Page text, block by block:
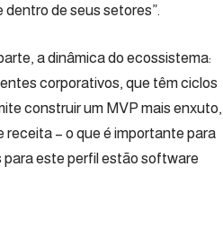
de seus setores”.
a dinâmica do ecossistema:
corporativos, que têm ciclos
construir um MVP mais enxuto,
receita – o que é importante para
este perfil estão software